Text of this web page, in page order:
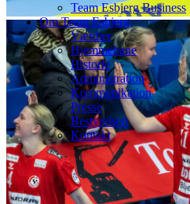
Team Esbjerg Business
Om Team Esbjerg
Værdier
Hjemmebane
Historie
Administration
Kommunikation
Presse
Bestyrelsen
Kontakt